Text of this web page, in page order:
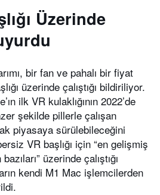
Üzerinde
bir fan ve pahalı bir fiyat
üzerinde çalıştığı bildiriliyor.
ilk VR kulaklığının 2022’de
şekilde pillerle çalışan
piyasaya sürülebileceğini
VR başlığı için “en gelişmiş
üzerinde çalıştığı
kendi M1 Mac işlemcilerden